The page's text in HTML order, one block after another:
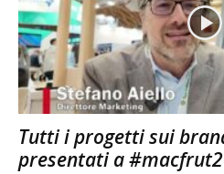
Tutti i progetti sui
presentati a